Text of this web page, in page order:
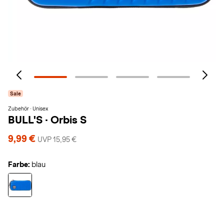
Sale
Zubehör · Unisex
BULL'S · Orbis S
9,99 € UVP 15,95 €
Farbe: blau